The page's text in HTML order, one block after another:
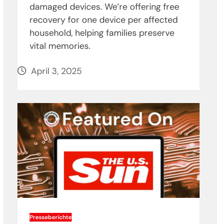
damaged devices. We’re offering free
recovery for one device per affected
household, helping families preserve
vital memories.
April 3, 2025
Presseberichte